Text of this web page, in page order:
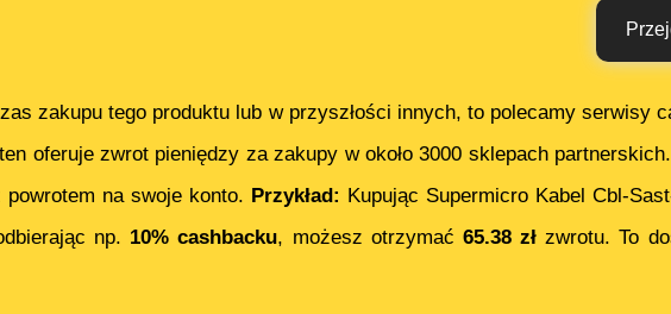
zakupu tego produktu lub w przyszłości innych, to polecamy serwisy
oferuje zwrot pieniędzy za zakupy w około 3000 sklepach
na swoje konto. Przykład: Kupując Supermicro Kabel Cbl-
np. 10% cashbacku, możesz otrzymać 65.38zł zwrotu. To